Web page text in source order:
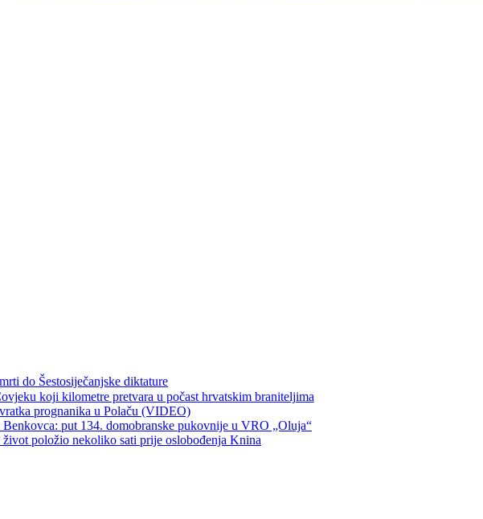
do Šestosiječanjske diktature
koji kilometre pretvara u počast hrvatskim braniteljima
prognanika u Polaču (VIDEO)
put 134. domobranske pukovnije u VRO „Oluja“
položio nekoliko sati prije oslobođenja Knina